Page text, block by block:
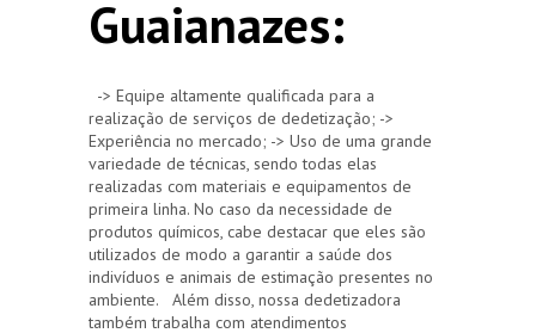
Guaianazes:
-> Equipe altamente qualificada para a
realização de serviços de dedetização; ->
Experiência no mercado; -> Uso de uma grande
variedade de técnicas, sendo todas elas
realizadas com materiais e equipamentos de
primeira linha. No caso da necessidade de
produtos químicos, cabe destacar que eles são
utilizados de modo a garantir a saúde dos
indivíduos e animais de estimação presentes no
ambiente. Além disso, nossa dedetizadora
também trabalha com atendimentos